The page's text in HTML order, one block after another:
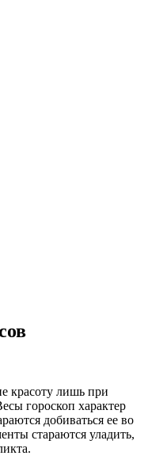
красоту лишь при
гороскоп характер
добиваться ее во
стараются уладить,